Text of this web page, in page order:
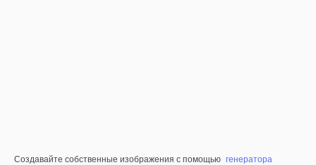
Создавайте собственные изображения с помощью генератора